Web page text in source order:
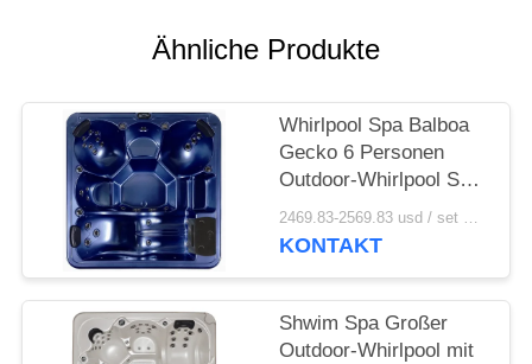
Ähnliche Produkte
Whirlpool Spa Balboa
Gecko 6 Personen
Outdoor-Whirlpool Spa
Acryl Fiberglas
Quadratisch
Weiterverkauf
2469.83-2569.83 usd / set MOQ:1
KONTAKT
Shwim Spa Großer
Outdoor-Whirlpool mit